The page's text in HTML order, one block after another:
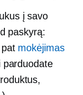
į savo
paskyrą:
mokėjimas
parduodate